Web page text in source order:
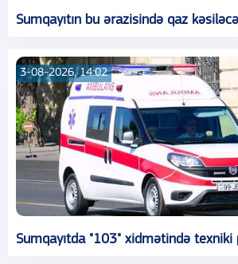
Sumqayıtın bu ərazisində qaz
3-08-2026, 14:02
Sumqayıtda "103" xidmətində texniki